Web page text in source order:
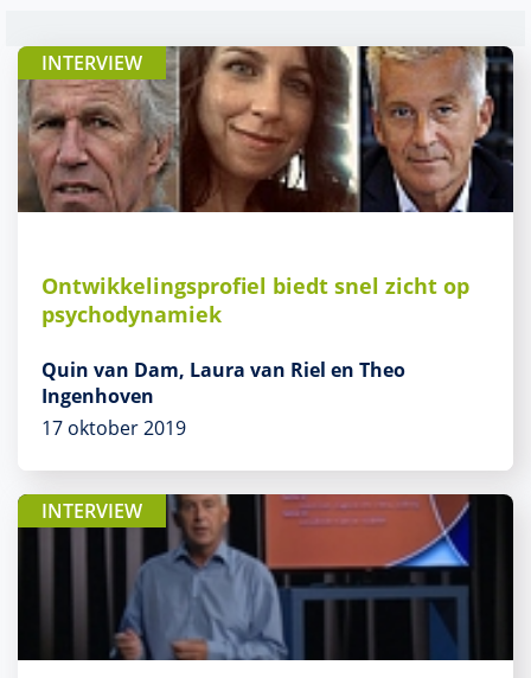
INTERVIEW
Ontwikkelingsprofiel biedt snel zicht op
psychodynamiek
Quin van Dam, Laura van Riel en Theo
Ingenhoven
17 oktober 2019
INTERVIEW